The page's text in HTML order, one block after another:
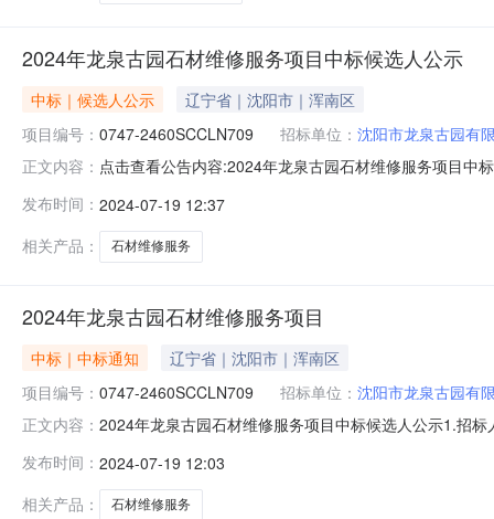
2024年龙泉古园石材维修服务项目中标候选人公示
中标｜候选人公示
辽宁省｜沈阳市｜浑南区
项目编号： 0747-2460SCCLN709 招标单位： 沈阳市龙泉古园有
正文内容： 点击查看公告内容:2024年龙泉古园石材维修服务项目中
泉古园石材维修服务项目1、中标候选人基本情况排序中
发布时间： 2024-07-19 12:37
相关产品：
石材维修服务
2024年龙泉古园石材维修服务项目
中标｜中标通知
辽宁省｜沈阳市｜浑南区
项目编号： 0747-2460SCCLN709 招标单位： 沈阳市龙泉古园有
正文内容： 2024年龙泉古园石材维修服务项目中标候选人公示1.招
月22日8.成交结果公示如下：曲阳县锦睿园林雕塑有限
发布时间： 2024-07-19 12:03
相关产品：
石材维修服务